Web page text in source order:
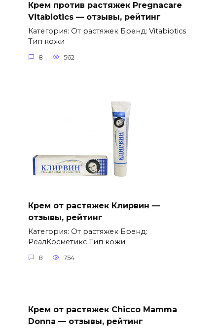
Крем против растяжек Pregnacare
Vitabiotics — отзывы, рейтинг
Категория: От растяжек Бренд: Vitabiotics
Тип кожи
8 562
Крем от растяжек Клирвин —
отзывы, рейтинг
Категория: От растяжек Бренд:
РеалКосметикс Тип кожи
8 754
Крем от растяжек Chicco Mamma
Donna — отзывы, рейтинг